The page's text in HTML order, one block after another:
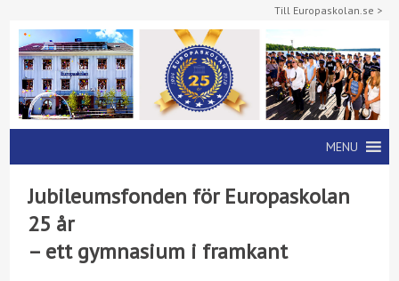
Till Europaskolan.se >
MENU
Jubileumsfonden för Europaskolan
25 år
– ett gymnasium i framkant